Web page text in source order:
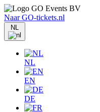
Naar GO-tickets.nl
NL
NL
EN
DE